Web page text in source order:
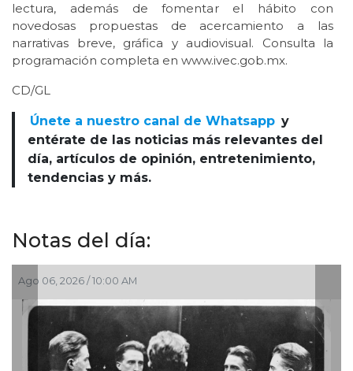
lectura, además de fomentar el hábito con
novedosas propuestas de acercamiento a las
narrativas breve, gráfica y audiovisual. Consulta la
programación completa en www.ivec.gob.mx.
CD/GL
Únete a nuestro canal de Whatsapp y
entérate de las noticias más relevantes del
día, artículos de opinión, entretenimiento,
tendencias y más.
Notas del día:
Ago 06, 2026 / 10:00 AM